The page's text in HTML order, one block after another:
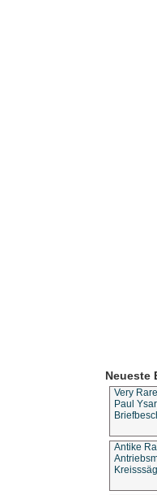
Neueste
Very
Paul
Antike